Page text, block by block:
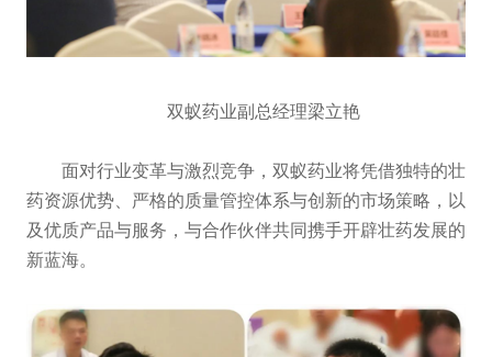
双蚁药业副总经理梁立艳
面对行业变革与激烈竞争，双蚁药业将凭借独特的壮
药资源优势、严格的质量管控体系与创新的市场策略，以
及优质产品与服务，与合作伙伴共同携手开辟壮药发展的
新蓝海。